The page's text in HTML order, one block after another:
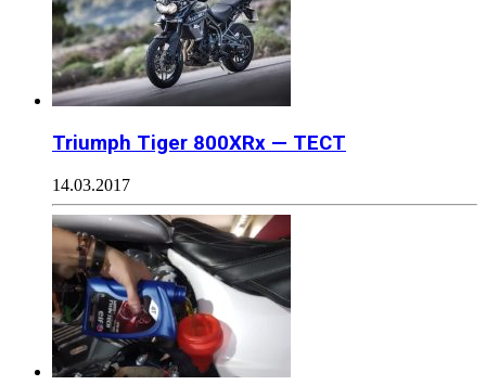
Triumph Tiger 800XRx — ТЕСТ
14.03.2017